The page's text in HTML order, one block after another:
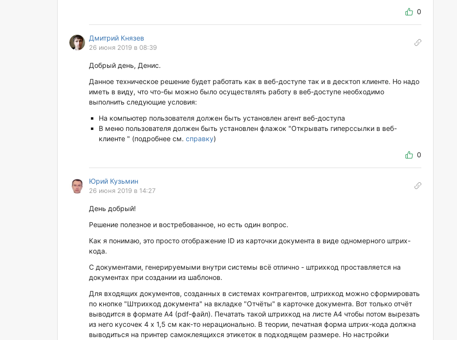
0
Дмитрий Князев
26 июня 2019 в 08:39
Добрый день, Денис.
Данное техническое решение будет работать как в веб-доступе так и в десктоп клиенте. Но надо
иметь в виду, что что-бы можно было осуществлять работу в веб-доступе необходимо
выполнить следующие условия:
На компьютер пользователя должен быть установлен агент веб-доступа
В меню пользователя должен быть установлен флажок "Открывать гиперссылки в веб-
клиенте " (подробнее см. справку)
0
Юрий Кузьмин
26 июня 2019 в 14:27
День добрый!
Решение полезное и востребованное, но есть один вопрос.
Как я понимаю, это просто отображение ID из карточки документа в виде одномерного штрих-
кода.
С документами, генерируемыми внутри системы всё отлично - штрихкод проставляется на
документах при создании из шаблонов.
Для входящих документов, созданных в системах контрагентов, штрихкод можно сформировать
по кнопке "Штрихкод документа" на вкладке "Отчёты" в карточке документа. Вот только отчёт
выводится в формате А4 (pdf-файл). Печатать такой штрихкод на листе А4 чтобы потом вырезать
из него кусочек 4 х 1,5 см как-то нерационально. В теории, печатная форма штрих-кода должна
выводиться на принтер самоклеящихся этикеток в подходящем размере. Но настройки